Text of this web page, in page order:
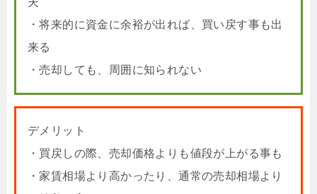
・将来的に資金に余裕が出れば、買い戻す事も出
来る
・売却しても、周囲に知られない
デメリット
・買戻しの際、売却価格よりも値段が上がる事も
・家賃相場より高かったり、通常の売却相場より